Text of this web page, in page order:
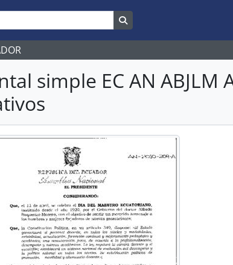
simple EC AN ABJLM